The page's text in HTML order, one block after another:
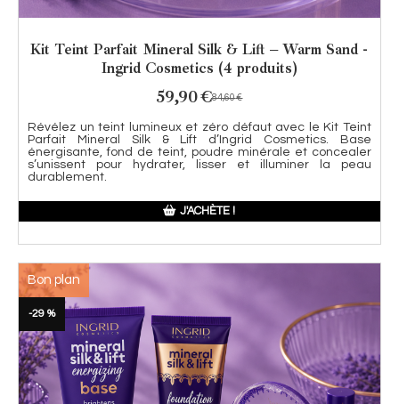
Kit Teint Parfait Mineral Silk & Lift – Warm Sand -
Ingrid Cosmetics (4 produits)
59,90€84,60€
Révélez un teint lumineux et zéro défaut avec le Kit Teint
Parfait Mineral Silk & Lift d’Ingrid Cosmetics. Base
énergisante, fond de teint, poudre minérale et concealer
s’unissent pour hydrater, lisser et illuminer la peau
durablement.
J'ACHÈTE !
Bon plan
-29 %